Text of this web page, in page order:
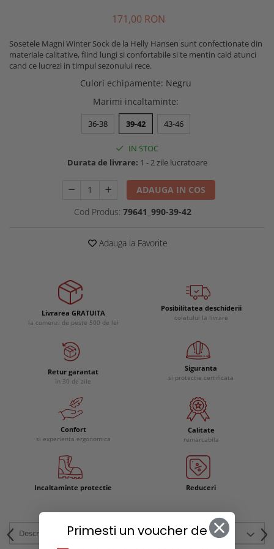
Echipamente specializate
Echipamente muncitori ferma
Echipamente veterinari
Echipamente mulgatori
Casti si antifoane protectie
171,00 RON
Sosetele Magni Winter Sock de la Helly Hansen sunt confectionate din
materiale calitative, fiind lungi si confortabile si te mentin cald atunci
cand ce lucrezi in timpul sezonului rece.
Culori echipamente: Negru
Marimi incaltaminte:
36-38 39-42 43-46
IN STOC
Durata de livrare: 1 - 2 zile lucratoare
ADAUGA IN COS
Cod Produs: 79641_990-39-42
Adauga la Favorite
Livrarea GRATUITA
la comenzi de peste 500 de lei
Posibilitatea deschiderii
coletului la livrare
Retur garantat
in 30 de zile
Siguranta
si protectie certificata
Confort
si experienta ergonomica
Calitate
remarcabila
Incaltaminte protectie Reduceri
Descriere Primesti un voucher de